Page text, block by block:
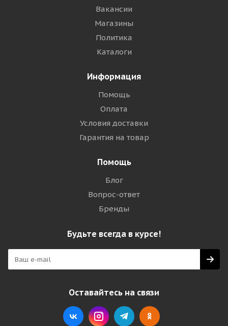
Вакансии
Магазины
Политика
Каталоги
Информация
Помощь
Оплата
Условия доставки
Гарантия на товар
Помощь
Блог
Вопрос-ответ
Бренды
Будьте всегда в курсе!
Оставайтесь на связи